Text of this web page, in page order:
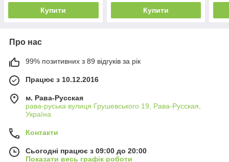
Купити Купити
Про нас
99% позитивних з 89 відгуків за рік
Працює з 10.12.2016
м. Рава-Русская
рава-руська вулиця Грушевського 19, Рава-Русская,
Україна
Контакти
Сьогодні працює з 09:00 до 20:00
Показати весь графік роботи